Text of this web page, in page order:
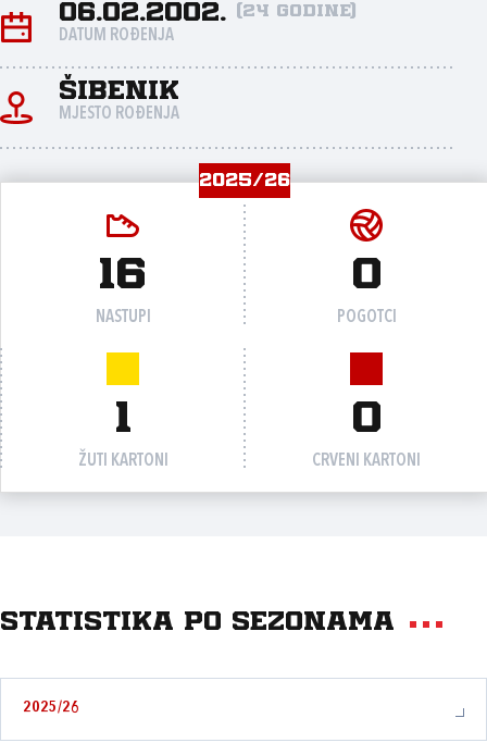
06.02.2002. (24 godine)
DATUM ROĐENJA
Šibenik
MJESTO ROĐENJA
2025/26
16
NASTUPI
0
POGOTCI
1
ŽUTI KARTONI
0
CRVENI KARTONI
Statistika po sezonama
2025/26